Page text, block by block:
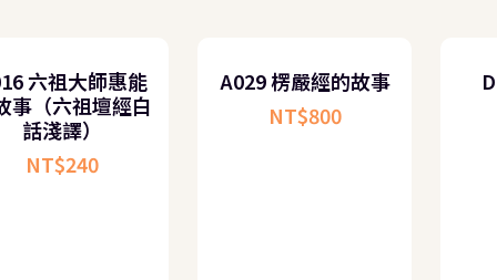
A016 六祖大師惠能
的故事（六祖壇經白
話淺譯）
NT$240
A029 楞嚴經的故事
NT$800